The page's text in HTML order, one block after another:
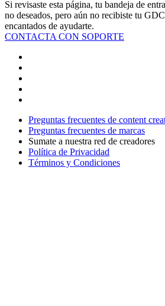
Si revisaste esta página, tu bandeja de
no deseados, pero aún no recibiste tu
encantados de ayudarte.
CONTACTA CON SOPORTE
Preguntas frecuentes de content
Preguntas frecuentes de marcas
Sumate a nuestra red de creadores
Política de Privacidad
Términos y Condiciones